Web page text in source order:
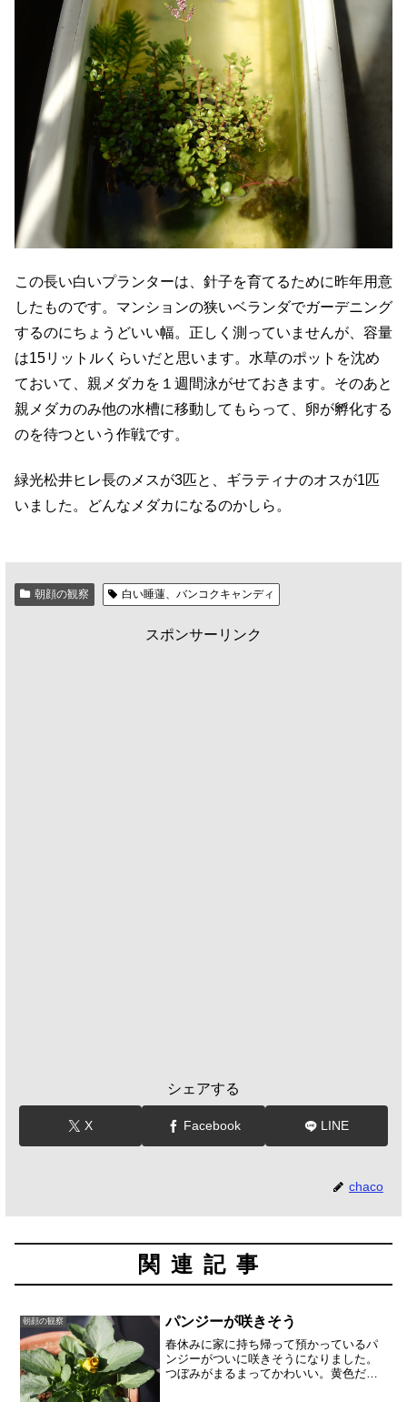
この長い白いプランターは、針子を育てるために昨年用意
したものです。マンションの狭いベランダでガーデニング
するのにちょうどいい幅。正しく測っていませんが、容量
は15リットルくらいだと思います。水草のポットを沈め
ておいて、親メダカを１週間泳がせておきます。そのあと
親メダカのみ他の水槽に移動してもらって、卵が孵化する
のを待つという作戦です。
緑光松井ヒレ長のメスが3匹と、ギラティナのオスが1匹
いました。どんなメダカになるのかしら。
朝顔の観察 白い睡蓮、バンコクキャンディ
スポンサーリンク
シェアする
X Facebook LINE
chaco
関連記事
朝顔の観察 パンジーが咲きそう
春休みに家に持ち帰って預かっているパ
ンジーがついに咲きそうになりました。
つぼみがまるまってかわいい。黄色だっ